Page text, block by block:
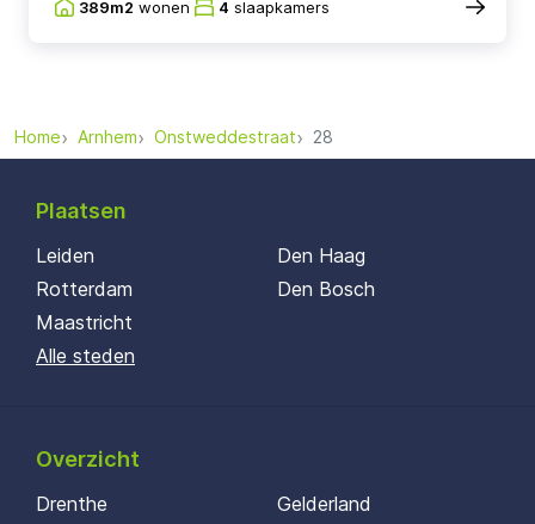
389m2 wonen 4 slaapkamers
Home Arnhem Onstweddestraat 28
Plaatsen
Leiden
Rotterdam
Maastricht
Den Haag
Den Bosch
Alle steden
Overzicht
Drenthe
Gelderland